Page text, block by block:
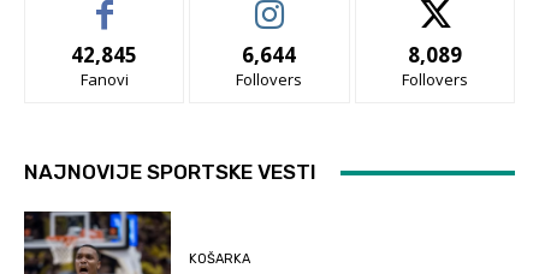
42,845
Fanovi
6,644
Follovers
8,089
Follovers
NAJNOVIJE SPORTSKE VESTI
KOŠARKA